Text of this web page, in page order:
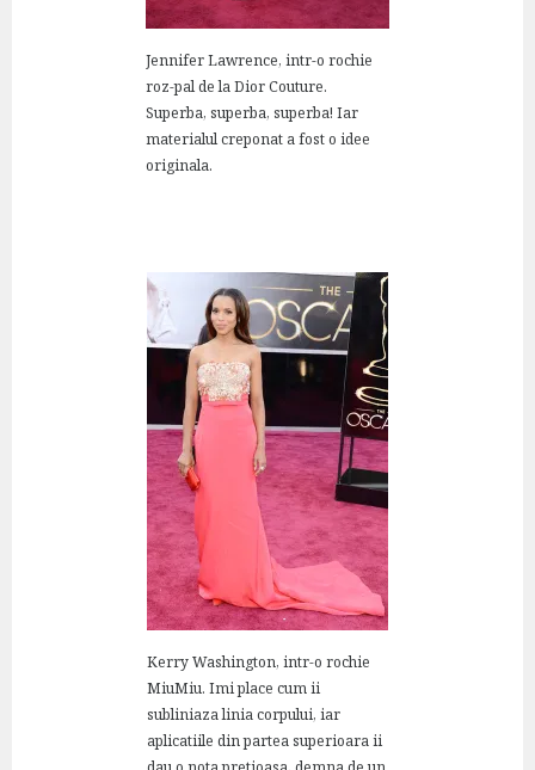
Jennifer Lawrence, intr-o rochie
roz-pal de la Dior Couture.
Superba, superba, superba! Iar
materialul creponat a fost o idee
originala.
Kerry Washington, intr-o rochie
MiuMiu. Imi place cum ii
subliniaza linia corpului, iar
aplicatiile din partea superioara ii